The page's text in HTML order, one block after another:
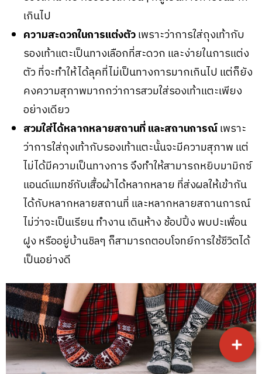
เกินไป
ความสะดวกในการแต่งตัวเพราะว่าการใส่ถุงเท้ากับ
รองเท้าแตะเป็นทางเลือกที่สะดวก และง่ายในการแต่ง
ตัว ที่จะทำให้ได้ลุคที่ไม่เป็นทางการมากเกินไป แต่ก็ยัง
คงความสุภาพมากกว่าการสวมใส่รองเท้าแตะเพียง
อย่างเดียว
สวมใส่ได้หลากหลายสถานที่ และสถานการณ์เพราะ
ว่าการใส่ถุงเท้ากับรองเท้าแตะนั้นจะมีความสุภาพ แต่
ไม่ได้มีความเป็นทางการ จึงทำให้สามารถหยิบมามิกซ์
แอนด์แมทช์กับเสื้อผ้าได้หลากหลาย ที่ส่งผลให้เข้ากัน
ได้กับหลากหลายสถานที่ และหลากหลายสถานการณ์
ไม่ว่าจะเป็นเรียน ทำงาน เดินห้าง ช้อปปิ้ง พบปะเพื่อน
ฝูง หรืออยู่บ้านชิลๆ ก็สามารถตอบโจทย์การใช้ชีวิตได้
เป็นอย่างดี